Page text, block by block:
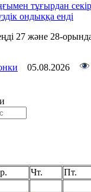
тұғырдан
ондыққа енді
27 және 28-
05.08.2026
Чт. Пт.